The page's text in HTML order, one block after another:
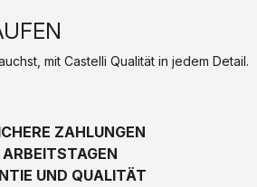
mit Castelli Qualität in jedem Detail.
ZAHLUNGEN
UND QUALITÄT